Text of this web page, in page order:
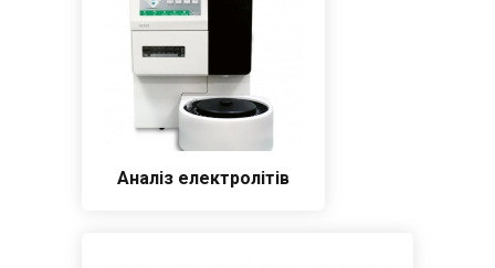
Аналіз електролітів